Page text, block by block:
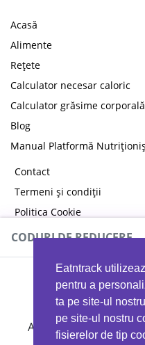
Eatntrack
pentru a
ta pe site-ul
pe site-ul nostru
fisierelor de tip
Acasă
Alimente
Rețete
Calculator necesar caloric
Calculator grăsime corporală
Blog
Manual Platformă
Contact
Termeni și condiții
Politica Cookie
Politica de confidențialitate
CODURI DE REDUCERE
Ai 40%reducere la